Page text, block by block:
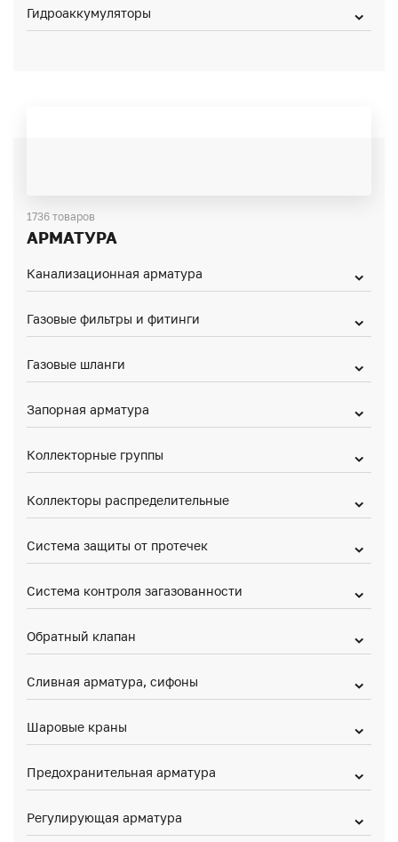
Гидроаккумуляторы
1736 товаров
АРМАТУРА
Канализационная арматура
Газовые фильтры и фитинги
Газовые шланги
Запорная арматура
Коллекторные группы
Коллекторы распределительные
Система защиты от протечек
Система контроля загазованности
Обратный клапан
Сливная арматура, сифоны
Шаровые краны
Предохранительная арматура
Регулирующая арматура